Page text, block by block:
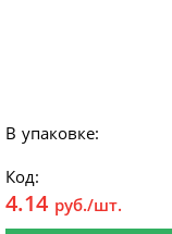
В упаковке:
Код:
4.14 руб./шт.